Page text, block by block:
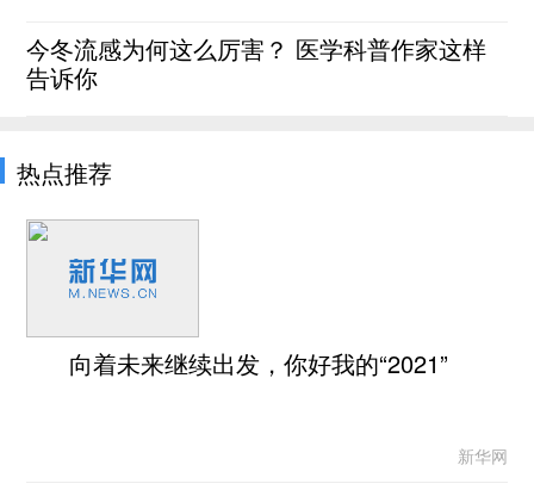
今冬流感为何这么厉害？ 医学科普作家这样
告诉你
热点推荐
向着未来继续出发，你好我的“2021”
新华网